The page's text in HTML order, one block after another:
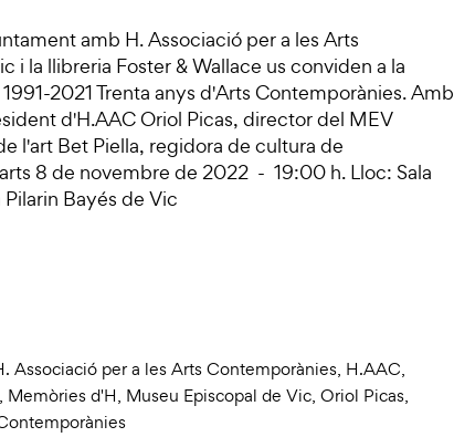
amb H. Associació per a les Arts
i la llibreria Foster & Wallace us conviden a la
2021 Trenta anys d'Arts Contemporànies. Amb
d'H.AAC Oriol Picas, director del MEV
l'art Bet Piella, regidora de cultura de
8 de novembre de 2022 - 19:00 h. Lloc: Sala
Bayés de Vic
Associació per a les Arts Contemporànies, H.AAC,
, Memòries d'H, Museu Episcopal de Vic, Oriol Picas,